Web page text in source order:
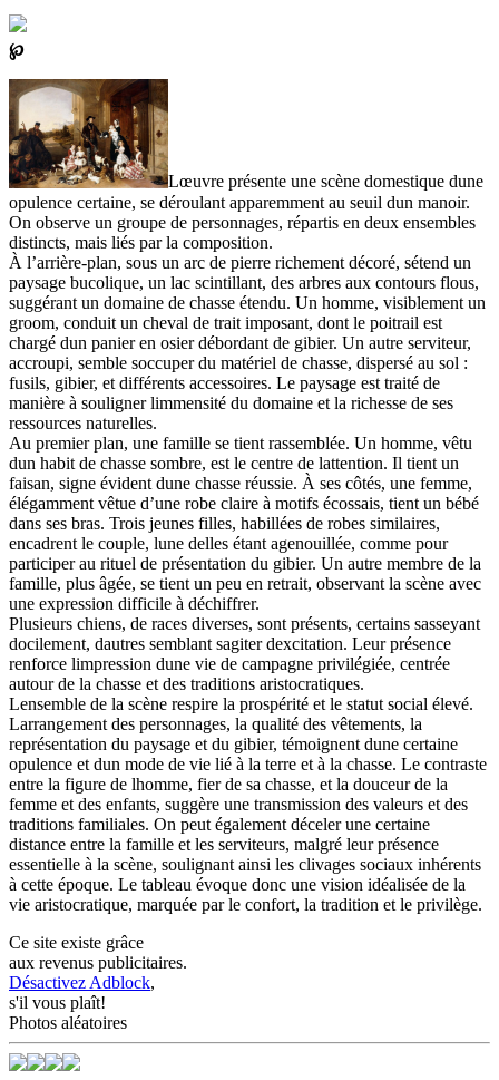
℘
Lœuvre présente une scène domestique dune
opulence certaine, se déroulant apparemment au seuil dun manoir.
On observe un groupe de personnages, répartis en deux ensembles
distincts, mais liés par la composition.
À l’arrière-plan, sous un arc de pierre richement décoré, sétend un
paysage bucolique, un lac scintillant, des arbres aux contours flous,
suggérant un domaine de chasse étendu. Un homme, visiblement un
groom, conduit un cheval de trait imposant, dont le poitrail est
chargé dun panier en osier débordant de gibier. Un autre serviteur,
accroupi, semble soccuper du matériel de chasse, dispersé au sol :
fusils, gibier, et différents accessoires. Le paysage est traité de
manière à souligner limmensité du domaine et la richesse de ses
ressources naturelles.
Au premier plan, une famille se tient rassemblée. Un homme, vêtu
dun habit de chasse sombre, est le centre de lattention. Il tient un
faisan, signe évident dune chasse réussie. À ses côtés, une femme,
élégamment vêtue d’une robe claire à motifs écossais, tient un bébé
dans ses bras. Trois jeunes filles, habillées de robes similaires,
encadrent le couple, lune delles étant agenouillée, comme pour
participer au rituel de présentation du gibier. Un autre membre de la
famille, plus âgée, se tient un peu en retrait, observant la scène avec
une expression difficile à déchiffrer.
Plusieurs chiens, de races diverses, sont présents, certains sasseyant
docilement, dautres semblant sagiter dexcitation. Leur présence
renforce limpression dune vie de campagne privilégiée, centrée
autour de la chasse et des traditions aristocratiques.
Lensemble de la scène respire la prospérité et le statut social élevé.
Larrangement des personnages, la qualité des vêtements, la
représentation du paysage et du gibier, témoignent dune certaine
opulence et dun mode de vie lié à la terre et à la chasse. Le contraste
entre la figure de lhomme, fier de sa chasse, et la douceur de la
femme et des enfants, suggère une transmission des valeurs et des
traditions familiales. On peut également déceler une certaine
distance entre la famille et les serviteurs, malgré leur présence
essentielle à la scène, soulignant ainsi les clivages sociaux inhérents
à cette époque. Le tableau évoque donc une vision idéalisée de la
vie aristocratique, marquée par le confort, la tradition et le privilège.
Ce site existe grâce
aux revenus publicitaires.
Désactivez Adblock,
s'il vous plaît!
Photos aléatoires